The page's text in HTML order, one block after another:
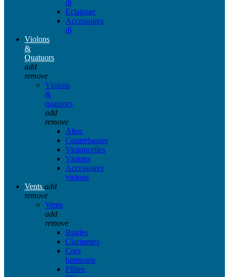
dj
Eclairage
Accessoires
dj
Violons
&
Quatuors
add
remove
Violons
&
quatuors
add
remove
Altos
Contrebasses
Violoncelles
Violons
Accessoires
violons
Vents add
remove
Vents
add
remove
Bugles
Clarinettes
Cors
harmonie
Flûtes